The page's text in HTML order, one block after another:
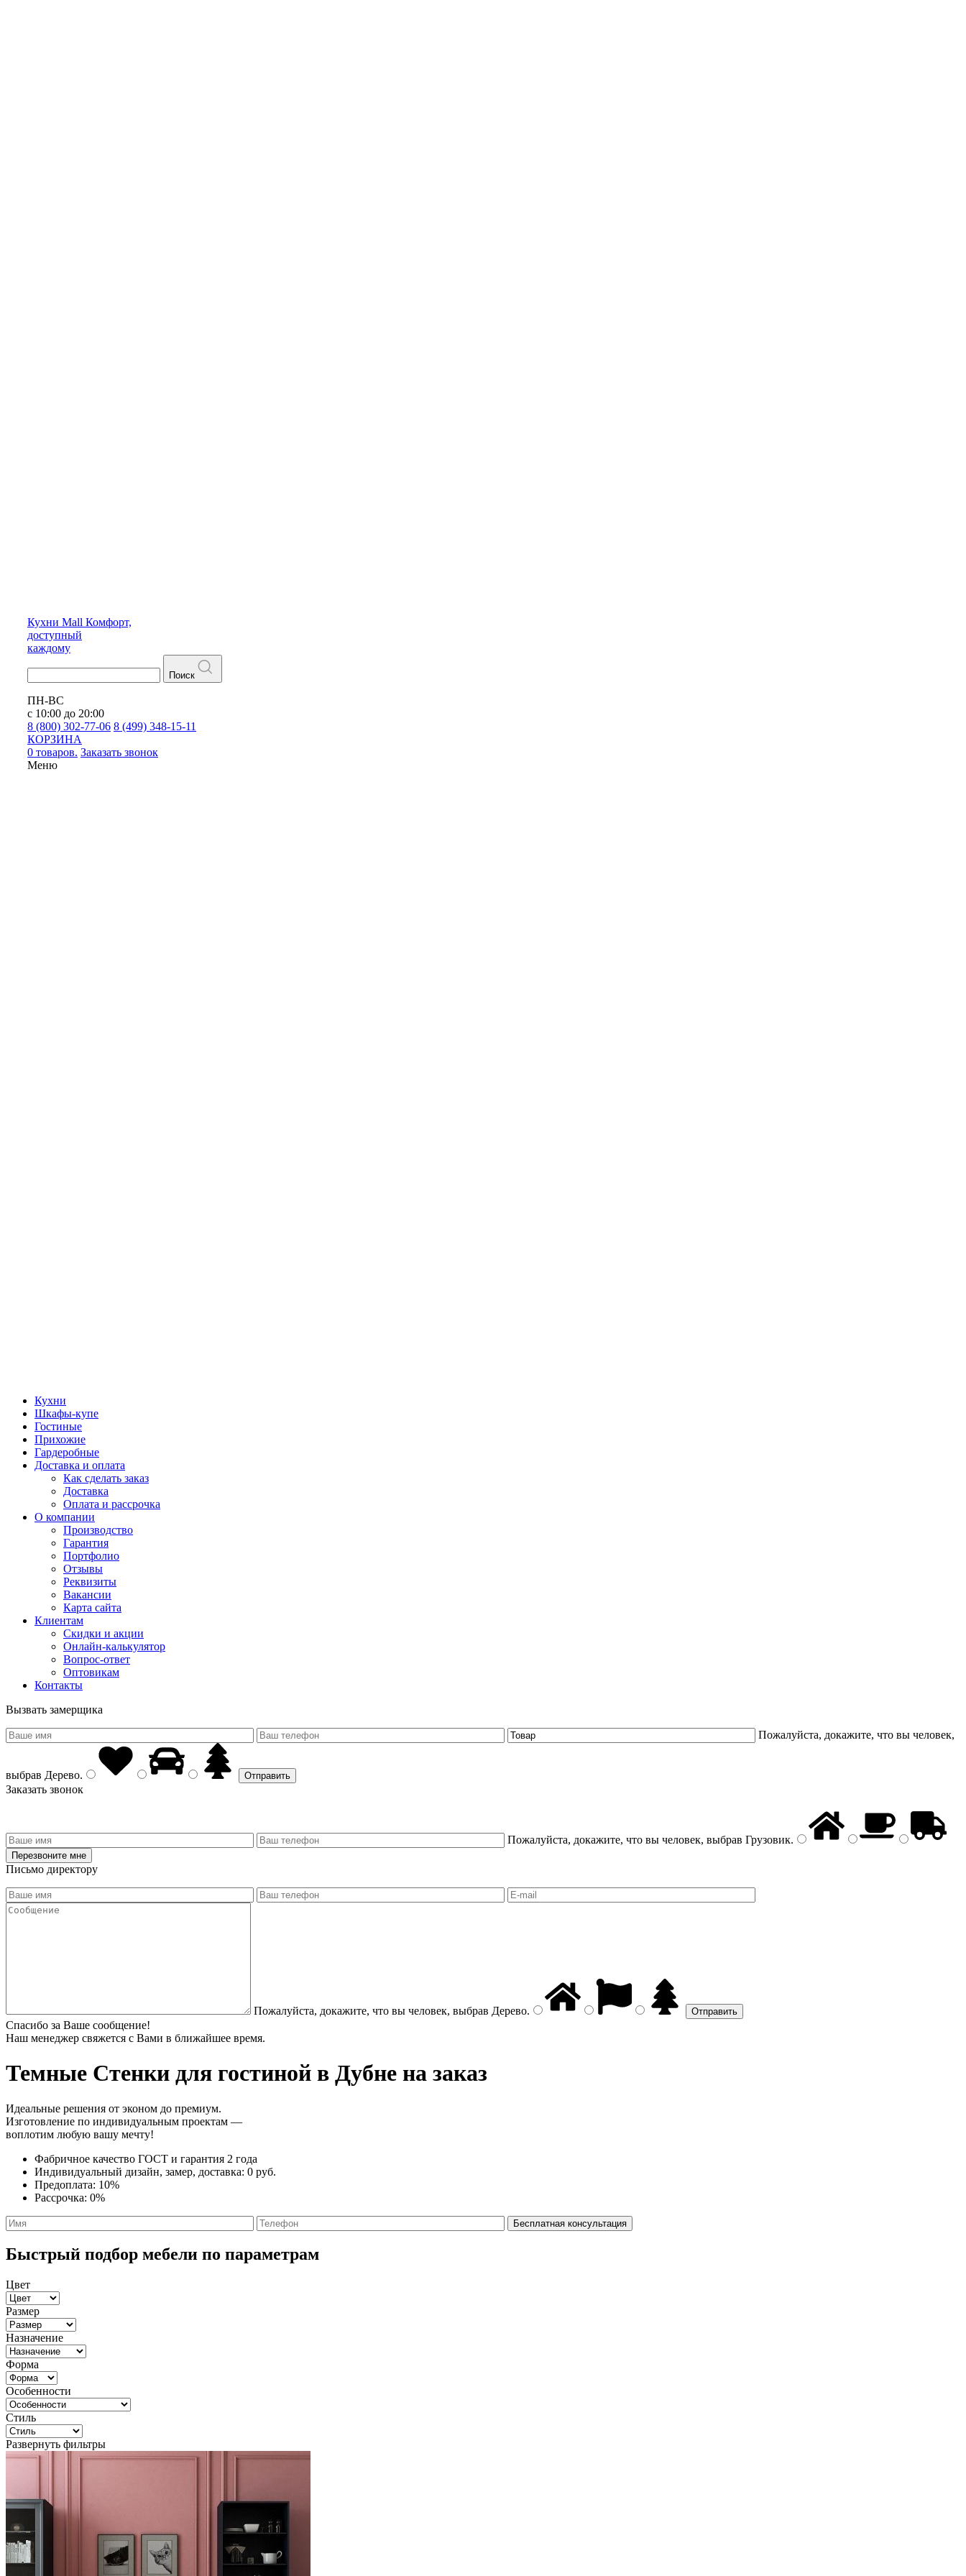
Кухни Mall Комфорт,
доступный
каждому
Поиск
ПН-ВС
с 10:00 до 20:00
8 (800) 302-77-06 8 (499) 348-15-11
КОРЗИНА
0 товаров. Заказать звонок
Меню
Кухни
Шкафы-купе
Гостиные
Прихожие
Гардеробные
Доставка и оплата
Как сделать заказ
Доставка
Оплата и рассрочка
О компании
Производство
Гарантия
Портфолио
Отзывы
Реквизиты
Вакансии
Карта сайта
Клиентам
Скидки и акции
Онлайн-калькулятор
Вопрос-ответ
Оптовикам
Контакты
Вызвать замерщика
Пожалуйста, докажите, что вы человек,
выбрав Дерево.
Заказать звонок
Пожалуйста, докажите, что вы человек, выбрав Грузовик.
Письмо директору
Пожалуйста, докажите, что вы человек, выбрав Дерево.
Спасибо за Ваше сообщение!
Наш менеджер свяжется с Вами в ближайшее время.
Темные Стенки для гостиной в Дубне на заказ
Идеальные решения от эконом до премиум.
Изготовление по индивидуальным проектам —
воплотим любую вашу мечту!
Фабричное качество ГОСТ и гарантия 2 года
Индивидуальный дизайн, замер, доставка: 0 руб.
Предоплата: 10%
Рассрочка: 0%
Быстрый подбор мебели по параметрам
Цвет
Размер
Назначение
Форма
Особенности
Стиль
Развернуть фильтры